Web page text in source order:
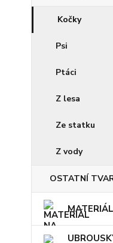
Kočky
Psi
Ptáci
Z lesa
Ze statku
Z vody
OSTATNÍ